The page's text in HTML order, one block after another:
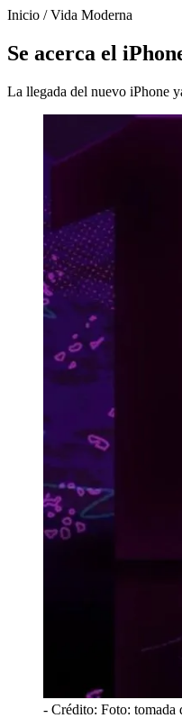
Inicio /Vida Moderna
Se acerca el
La llegada del nuevo iPhone
- Crédito: Foto: tomada